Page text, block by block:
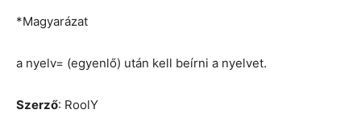
*Magyarázat
a nyelv= (egyenlő) után kell beírni a nyelvet.
Szerző: RoolY